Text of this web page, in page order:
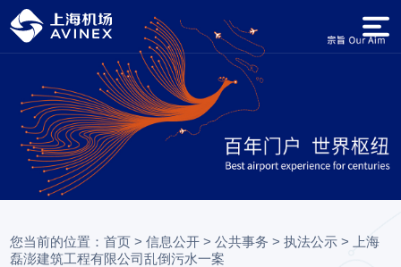
您当前的位置：首页 >信息公开 >公共事务 >执法公示 >
上海
磊澎建筑工程有限公司乱倒污水一案